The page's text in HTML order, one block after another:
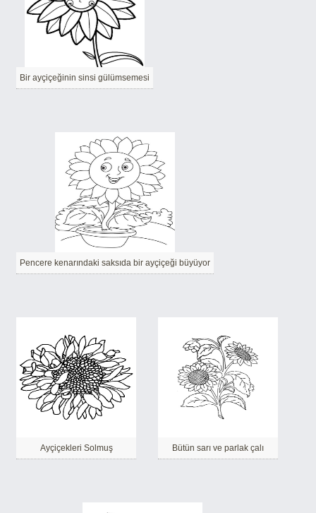
Bir ayçiçeğinin sinsi gülümsemesi
Pencere kenarındaki saksıda bir ayçiçeği büyüyor
Ayçiçekleri Solmuş Bütün sarı ve parlak çalı